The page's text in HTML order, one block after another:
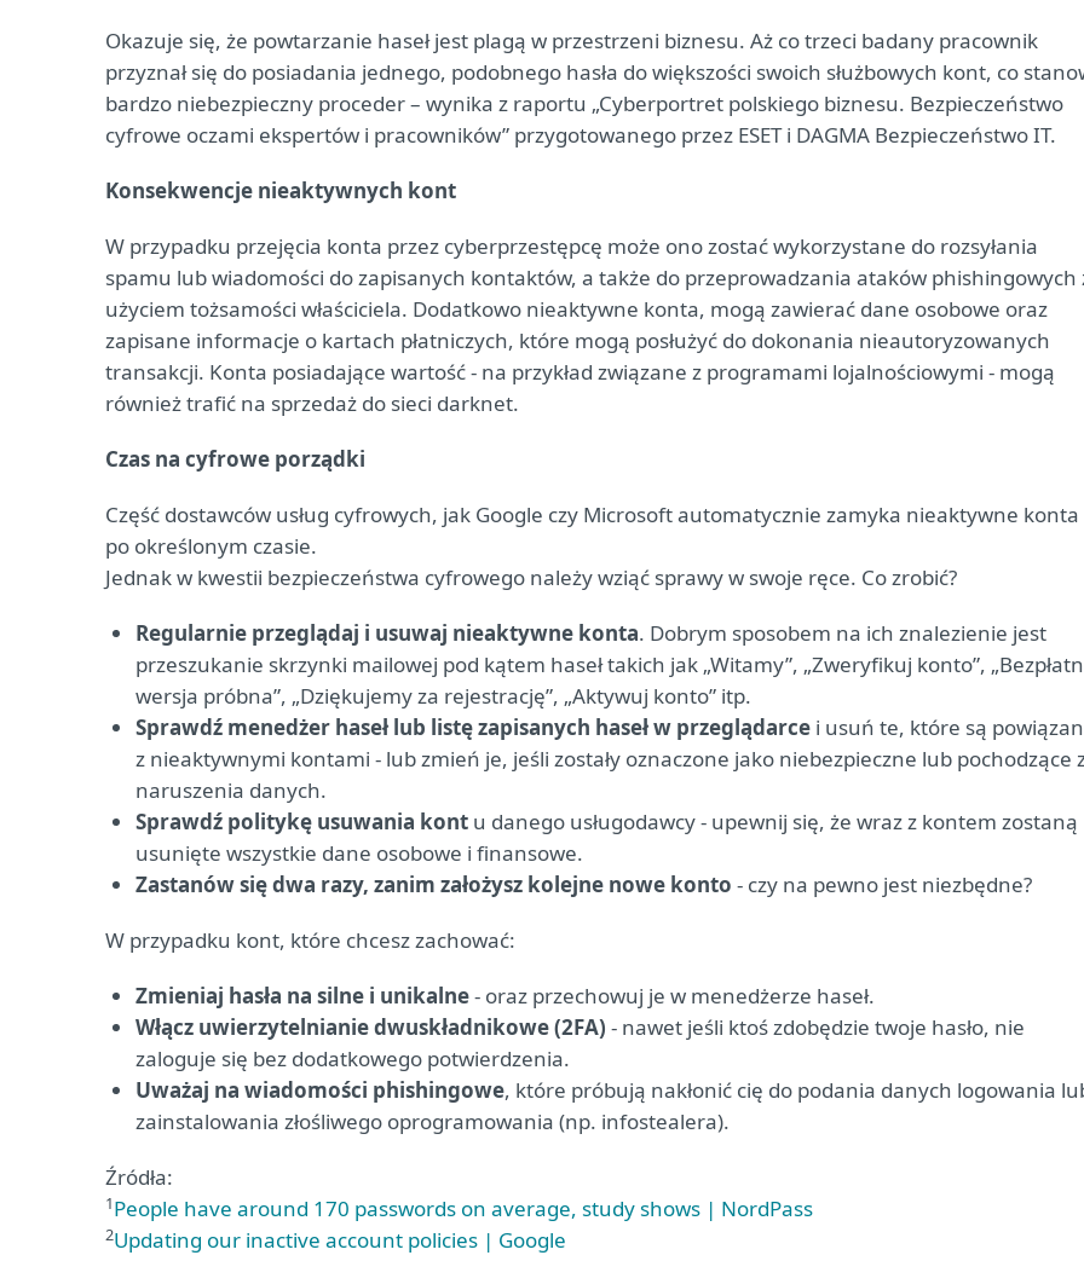
Okazuje się, że powtarzanie haseł jest plagą w przestrzeni biznesu. Aż co trzeci badany pracownik
przyznał się do posiadania jednego, podobnego hasła do większości swoich służbowych kont, co
bardzo niebezpieczny proceder – wynika z raportu „Cyberportret polskiego biznesu. Bezpieczeństwo
cyfrowe oczami ekspertów i pracowników” przygotowanego przez ESET i DAGMA Bezpieczeństwo IT.
Konsekwencje nieaktywnych kont
W przypadku przejęcia konta przez cyberprzestępcę może ono zostać wykorzystane do rozsyłania
spamu lub wiadomości do zapisanych kontaktów, a także do przeprowadzania ataków phishingowych
użyciem tożsamości właściciela. Dodatkowo nieaktywne konta, mogą zawierać dane osobowe oraz
zapisane informacje o kartach płatniczych, które mogą posłużyć do dokonania nieautoryzowanych
transakcji. Konta posiadające wartość - na przykład związane z programami lojalnościowymi - mogą
również trafić na sprzedaż do sieci darknet.
Czas na cyfrowe porządki
Część dostawców usług cyfrowych, jak Google czy Microsoft automatycznie zamyka nieaktywne konta
po określonym czasie.
Jednak w kwestii bezpieczeństwa cyfrowego należy wziąć sprawy w swoje ręce. Co zrobić?
Regularnie przeglądaj i usuwaj nieaktywne konta. Dobrym sposobem na ich znalezienie jest
przeszukanie skrzynki mailowej pod kątem haseł takich jak „Witamy”, „Zweryfikuj konto”,
wersja próbna”, „Dziękujemy za rejestrację”, „Aktywuj konto” itp.
Sprawdź menedżer haseł lub listę zapisanych haseł w przeglądarce i usuń te, które są
z nieaktywnymi kontami - lub zmień je, jeśli zostały oznaczone jako niebezpieczne lub pochodzące
naruszenia danych.
Sprawdź politykę usuwania kont u danego usługodawcy - upewnij się, że wraz z kontem zostaną
usunięte wszystkie dane osobowe i finansowe.
Zastanów się dwa razy, zanim założysz kolejne nowe konto - czy na pewno jest niezbędne?
W przypadku kont, które chcesz zachować:
Zmieniaj hasła na silne i unikalne- oraz przechowuj je w menedżerze haseł.
Włącz uwierzytelnianie dwuskładnikowe (2FA) - nawet jeśli ktoś zdobędzie twoje hasło, nie
zaloguje się bez dodatkowego potwierdzenia.
Uważaj na wiadomości phishingowe, które próbują nakłonić cię do podania danych logowania
zainstalowania złośliwego oprogramowania (np. infostealera).
Źródła:
1People have around 170 passwords on average, study shows | NordPass
2Updating our inactive account policies | Google